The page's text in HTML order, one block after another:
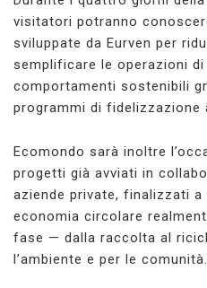
visitatori potranno
sviluppate da Eurven per
semplificare le operazioni
comportamenti sostenibili
programmi di fidelizzazione
Ecomondo sarà inoltre
progetti già avviati in
aziende private, finalizzati
economia circolare
fase — dalla raccolta al
l’ambiente e per le comunità.